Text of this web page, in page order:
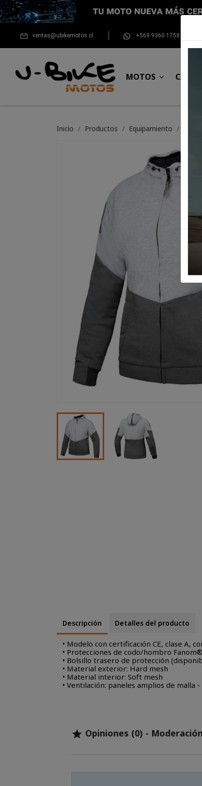
ventas@ubikemotos.cl +569 9360 1758
MOTOS CASCOS
Inicio Productos Equipamiento
Descripción Detalles del producto
• Modelo con certificación CE, clase A,
• Protecciones de codo/hombro
• Bolsillo trasero de protección
• Material exterior: Hard mesh
• Material interior: Soft mesh
• Ventilación: paneles amplios de malla
 Opiniones (0) -